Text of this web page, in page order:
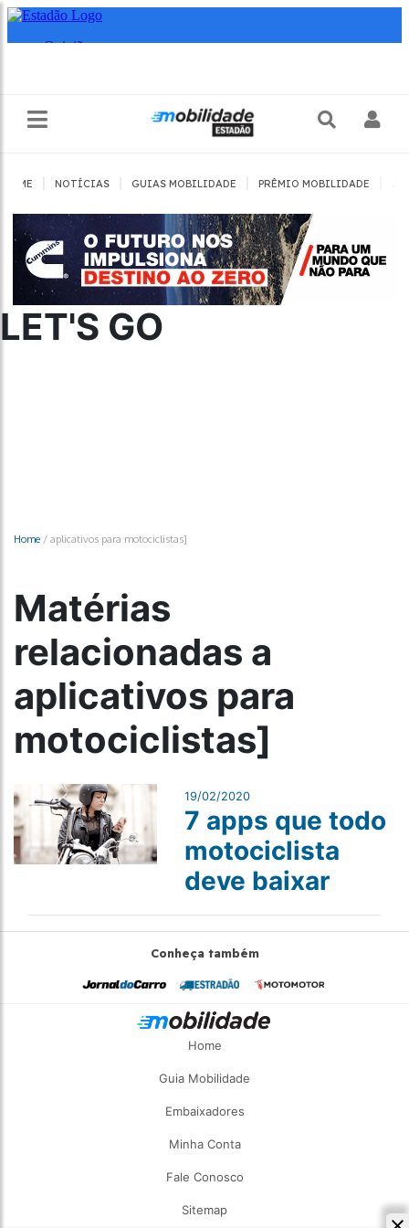
HOME NOTÍCIAS GUIAS MOBILIDADE PRÊMIO MOBILIDADE
LET'S GO
Home / aplicativos para motociclistas]
Matérias
relacionadas a
aplicativos para
motociclistas]
19/02/2020
7 apps que todo
motociclista
deve baixar
Conheça também
Home
Guia Mobilidade
Embaixadores
Minha Conta
Fale Conosco
Sitemap